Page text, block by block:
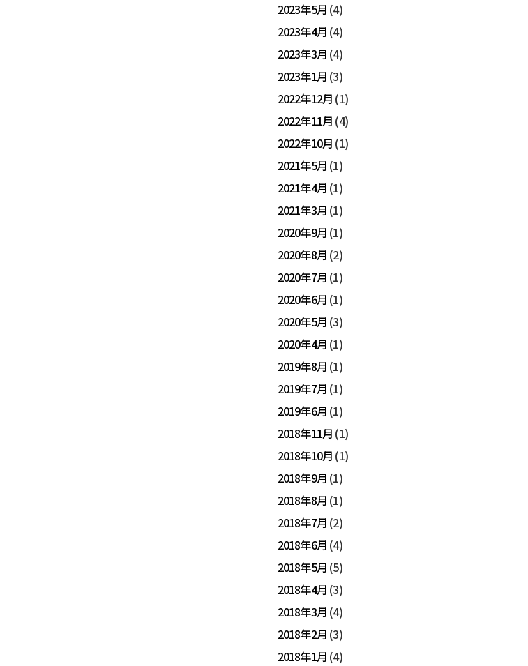
2023年5月 (4)
2023年4月 (4)
2023年3月 (4)
2023年1月 (3)
2022年12月 (1)
2022年11月 (4)
2022年10月 (1)
2021年5月 (1)
2021年4月 (1)
2021年3月 (1)
2020年9月 (1)
2020年8月 (2)
2020年7月 (1)
2020年6月 (1)
2020年5月 (3)
2020年4月 (1)
2019年8月 (1)
2019年7月 (1)
2019年6月 (1)
2018年11月 (1)
2018年10月 (1)
2018年9月 (1)
2018年8月 (1)
2018年7月 (2)
2018年6月 (4)
2018年5月 (5)
2018年4月 (3)
2018年3月 (4)
2018年2月 (3)
2018年1月 (4)